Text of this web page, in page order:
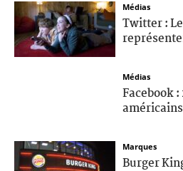
Médias
Twitter :
Médias
Facebook
Marques
Burger